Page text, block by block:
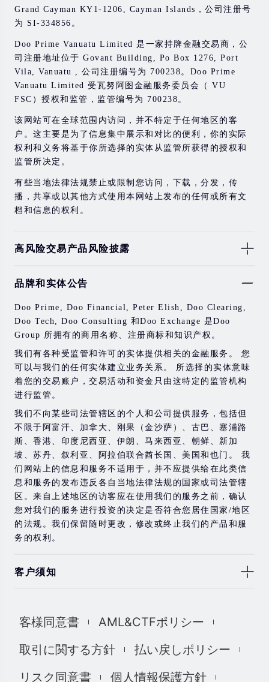
Grand Cayman KY1-1206, Cayman Islands，公司注册号
为 SI-334856。
Doo Prime Vanuatu Limited 是一家持牌金融交易商，公
司注册地址位于 Govant Building, Po Box 1276, Port
Vila, Vanuatu , 公司注册编号为 700238。Doo Prime
Vanuatu Limited 受瓦努阿图金融服务委员会（ VU
FSC）授权和监管，监管编号为 700238。
该网站可在全球范围内访问，并不特定于任何地区的客
户。这主要是为了信息集中展示和对比的便利，你的实际
权利和义务将基于你所选择的实体从监管所获得的授权和
监管所决定。
有些当地法律法规禁止或限制您访问，下载，分发，传
播，共享或以其他方式使用本网站上发布的任何或所有文
档和信息的权利。
高风险交易产品风险披露
券，期货，差价合约和其他金融产品交易涉及高风险，可
过去的投资表现并不代表其未来的表现。
在与我们进行任何交易之前，请确保您完全了解使用相应
金融工具进行交易的风险。 如果您不了解此处说明的风
险，则应寻求独立的专业建议。
品牌和实体公告
Doo Prime, Doo Financial, Peter Elish, Doo Clearing,
Doo Tech, Doo Consulting 和Doo Exchange 是Doo
Group 所拥有的商用名称、注册商标和知识产权。
我们有各种受监管和许可的实体提供相关的金融服务。 您
可以与我们的任何实体建立业务关系。 所选择的实体意味
着您的交易账户，交易活动和资金只由这特定的监管机构
进行监管。
我们不向某些司法管辖区的个人和公司提供服务，包括但
不限于阿富汗、加拿大、刚果（金沙萨）、古巴、塞浦路
斯、香港、印度尼西亚、伊朗、马来西亚、朝鲜、新加
坡、苏丹、叙利亚、阿拉伯联合酋长国、美国和也门。 我
们网站上的信息和服务不适用于，并不应提供给在此类信
息和服务的发布违反各自当地法律法规的国家或司法管辖
区。来自上述地区的访客应在使用我们的服务之前，确认
您对我们的服务进行投资的决定是否符合您居住国家/地区
的法规。我们保留随时更改，修改或终止我们的产品和服
务的权利。
客户须知
息，材料或第三方材料（“材料”）仅供参考。 该材料仅被
的投资建议和/或投资推荐。 尽管我们已尽一切合理的努力
和保证，如果所提供信息的任何不准确和不完整，我们也
客様同意書
AML&CTFポリシー
取引に関する方針
払い戻しポリシー
リスク同意書
個人情報保護方針